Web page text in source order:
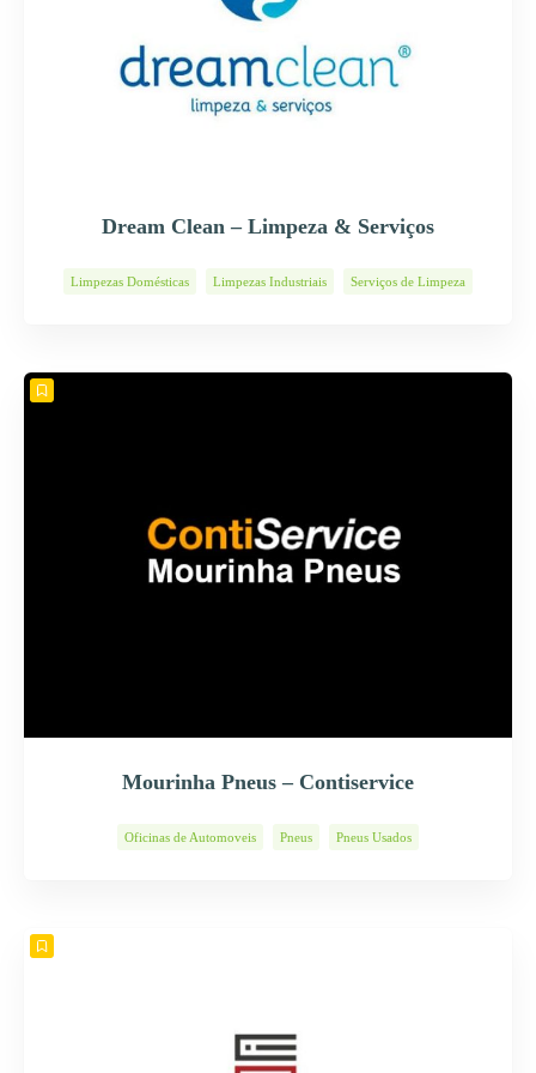
Dream Clean – Limpeza & Serviços
Limpezas Domésticas Limpezas Industriais Serviços de Limpeza
Mourinha Pneus – Contiservice
Oficinas de Automoveis Pneus Pneus Usados